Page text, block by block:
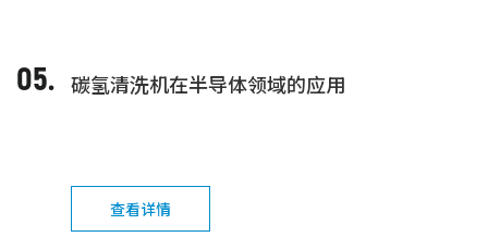
05. 碳氢清洗机在半导体领域的应用
查看详情